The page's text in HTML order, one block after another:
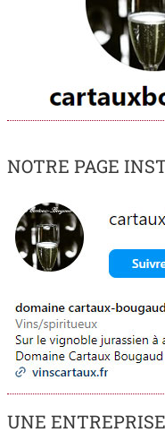
NOTRE PAGE
UNE